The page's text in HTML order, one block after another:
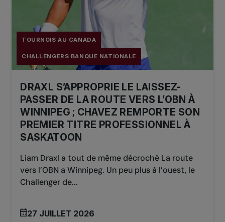
TOURNOIS AU CANADA
CHALLENGERS BANQUE NATIONALE
DRAXL S’APPROPRIE LE LAISSEZ-
PASSER DE LA ROUTE VERS L’OBN À
WINNIPEG ; CHAVEZ REMPORTE SON
PREMIER TITRE PROFESSIONNEL À
SASKATOON
Liam Draxl a tout de même décroché La route
vers l’OBN a Winnipeg. Un peu plus à l’ouest, le
Challenger de...
27 JUILLET 2026